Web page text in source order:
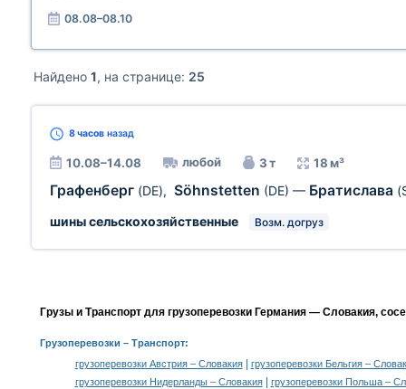
08.08–08.10
Найдено 1, на странице: 25
8 часов назад
10.08–14.08 любой 3 т 18 м³
Графенберг (DE), Söhnstetten (DE) — Братислава
шины сельскохозяйственные
Возм. догруз
Грузы и Транспорт для грузоперевозки Германия — Словакия,
Грузоперевозки – Транспорт:
грузоперевозки Австрия – Словакия|
грузоперевозки Бельгия –
грузоперевозки Нидерланды – Словакия|
грузоперевозки Польша –